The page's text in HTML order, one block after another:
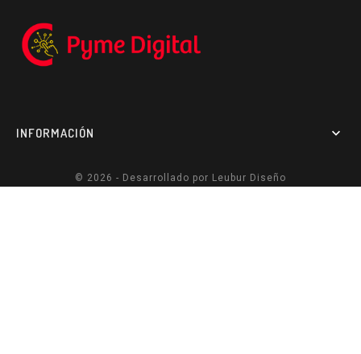
INFORMACIÓN 
© 2026 - Desarrollado por Leubur Diseño